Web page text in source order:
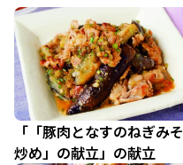
「「豚肉となすのねぎみそ
炒め」の献立」の献立